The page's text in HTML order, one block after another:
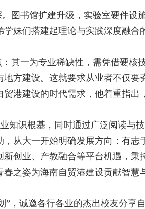
图书馆扩建升级，实验室硬件
妹们搭建起理论与实践深度融
其一为专业稀缺性，需凭借硬
方建设。这就要求从业者不仅
贸港建设的时代需求，他着重指
知识根基，同时通过广泛阅读
从大一开始明确发展方向：有
创业、产教融合等平台机遇，
之姿为海南自贸港建设贡献智慧
，诚邀各行各业的杰出校友分享